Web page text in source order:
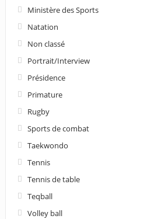
Ministère des Sports
Natation
Non classé
Portrait/Interview
Présidence
Primature
Rugby
Sports de combat
Taekwondo
Tennis
Tennis de table
Teqball
Volley ball